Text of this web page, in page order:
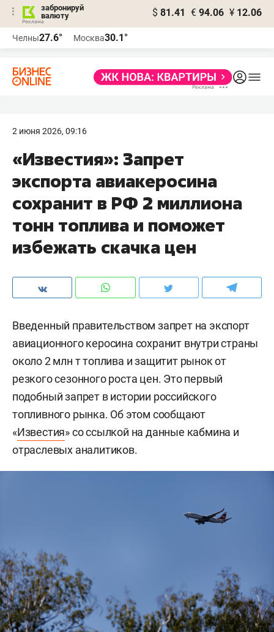
забронируй
валюту
$ 81.41 € 94.06 ¥ 12.06
Челны27.6° Москва30.1°
2 июня 2026, 09:16
«Известия»: Запрет
экспорта авиакеросина
сохранит в РФ 2 миллиона
тонн топлива и поможет
избежать скачка цен
Введенный правительством запрет на экспорт
авиационного керосина сохранит внутри страны
около 2 млн т топлива и защитит рынок от
резкого сезонного роста цен. Это первый
подобный запрет в истории российского
топливного рынка. Об этом сообщают
«Известия» со ссылкой на данные кабмина и
отраслевых аналитиков.